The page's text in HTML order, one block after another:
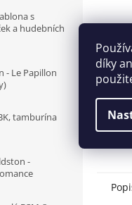
díky
s
a hudebních
- Le Papillon
tamburína
-
22